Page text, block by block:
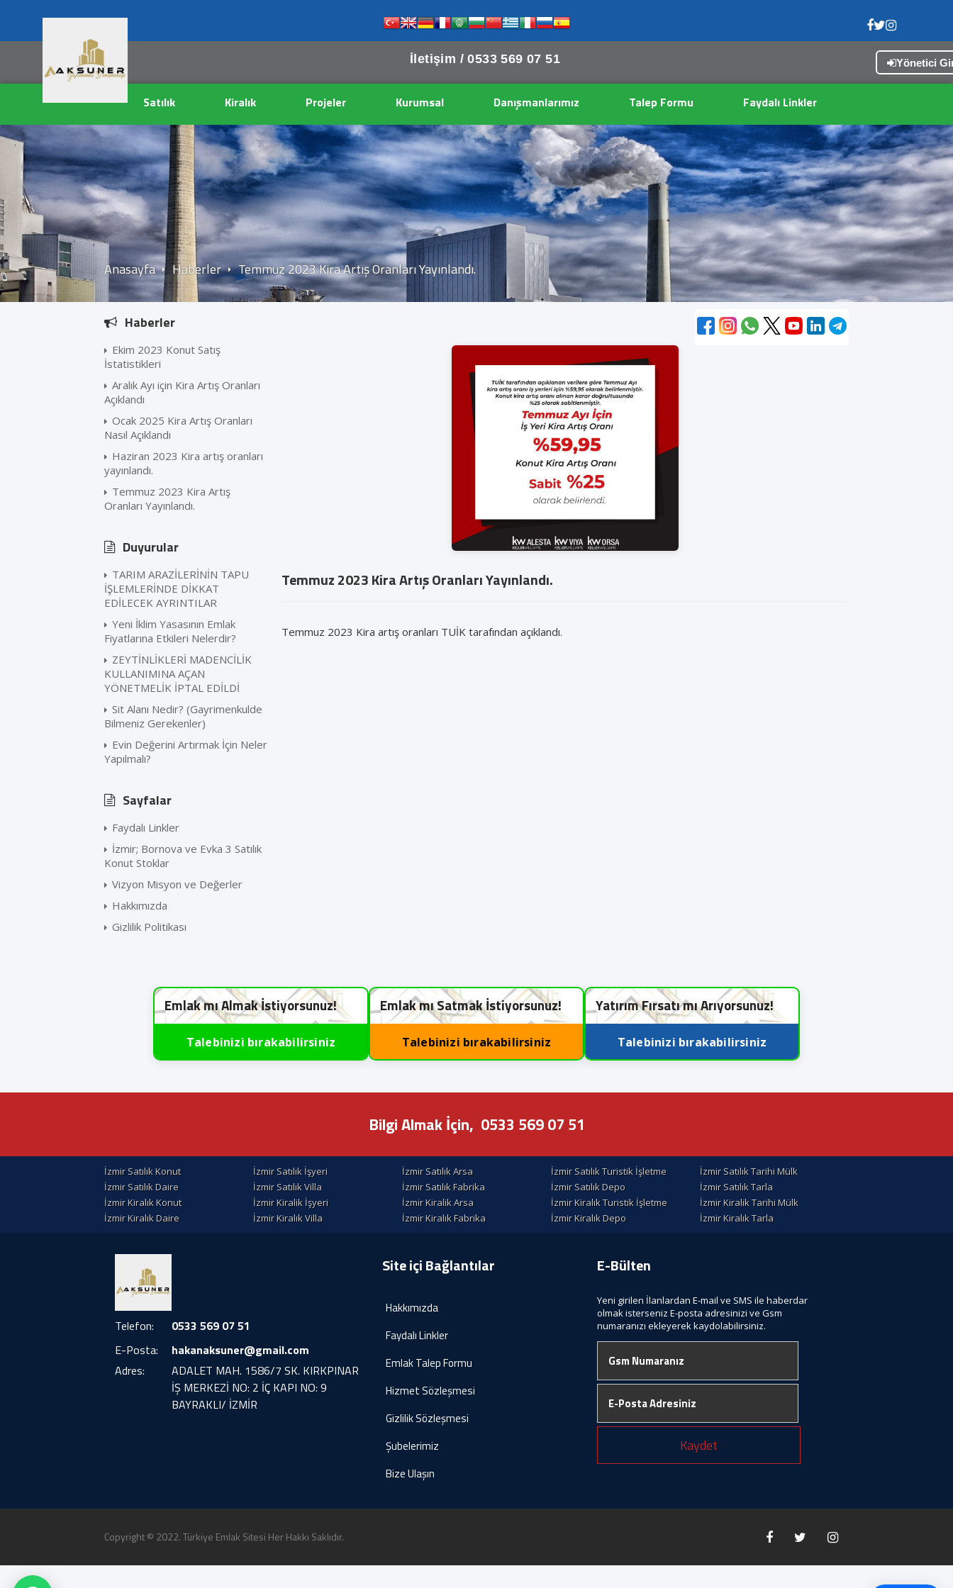
İletişim /0533 569 07 51 Yönetici
Satılık Kiralık Projeler Kurumsal Danışmanlarımız Talep Formu Faydalı Linkler
Anasayfa Haberler Temmuz 2023 Kira Artış Oranları Yayınlandı.
Temmuz 2023 Kira Artış Oranları Yayınlandı.
Temmuz 2023 Kira artış oranları TUİK tarafından açıklandı.
Haberler
Ekim 2023 Konut Satış
İstatistikleri
Aralık Ayı için Kira Artış Oranları
Açıklandı
Ocak 2025 Kira Artış Oranları
Nasıl Açıklandı
Haziran 2023 Kira artış oranları
yayınlandı.
Temmuz 2023 Kira Artış
Oranları Yayınlandı.
Duyurular
TARIM ARAZİLERİNİN TAPU
İŞLEMLERİNDE DİKKAT
EDİLECEK AYRINTILAR
Yeni İklim Yasasının Emlak
Fiyatlarına Etkileri Nelerdir?
ZEYTİNLİKLERİ MADENCİLİK
KULLANIMINA AÇAN
YÖNETMELİK İPTAL EDİLDİ
Sit Alanı Nedir? (Gayrimenkulde
Bilmeniz Gerekenler)
Evin Değerini Artırmak İçin Neler
Yapılmalı?
Sayfalar
Faydalı Linkler
İzmir; Bornova ve Evka 3 Satılık
Konut Stoklar
Vizyon Misyon ve Değerler
Hakkımızda
Gizlilik Politikası
Emlak mı Almak İstiyorsunuz!
Talebinizi bırakabilirsiniz
Emlak mı Satmak İstiyorsunuz!
Talebinizi bırakabilirsiniz
Yatırım Fırsatı mı Arıyorsunuz!
Talebinizi bırakabilirsiniz
Bilgi Almak İçin, 0533 569 07 51
İzmir Satılık Konut İzmir Satılık İşyeri İzmir Satılık Arsa İzmir Satılık Turistik İşletme
İzmir Satılık Tarihi Mülk
İzmir Satılık Daire
İzmir Satılık Villa İzmir Satılık Fabrika İzmir Satılık Depo
İzmir Satılık Tarla
İzmir Kiralık Konut
İzmir Kiralik İşyeri İzmir Kiralik Arsa İzmir Kiralık Turistik İşletme
İzmir Kiralik Tarihi Mülk
İzmir Kiralık Daire
İzmir Kiralık Villa İzmir Kiralık Fabrika İzmir Kiralık Depo İzmir Kiralık Tarla
Telefon:
0533 569 07 51
E-Posta:
hakanaksuner@gmail.com
Adres:
ADALET MAH. 1586/7 SK. KIRKPINAR
İŞ MERKEZİ NO: 2 İÇ KAPI NO: 9
BAYRAKLI/ İZMİR
Site içi Bağlantılar
Hakkımızda
Faydalı Linkler
Emlak Talep Formu
Hizmet Sözleşmesi
Gizlilik Sözleşmesi
Şubelerimiz
Bize Ulaşın
E-Bülten
Yeni girilen İlanlardan E-mail ve SMS ile haberdar
olmak isterseniz E-posta adresinizi ve Gsm
numaranızı ekleyerek kaydolabilirsiniz.
Kaydet
Copyright © 2022. Türkiye Emlak Sitesi Her Hakkı Saklıdır.